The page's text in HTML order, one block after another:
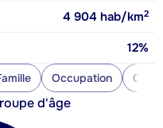
4 904 hab/km2
12%
Occupation
d'âge